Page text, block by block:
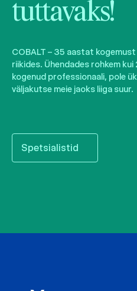
tuttavaks!
COBALT – 35 aastat
riikides. Ühendades rohkem kui
kogenud professionaali, pole
väljakutse meie jaoks liiga suur.
Spetsialistid